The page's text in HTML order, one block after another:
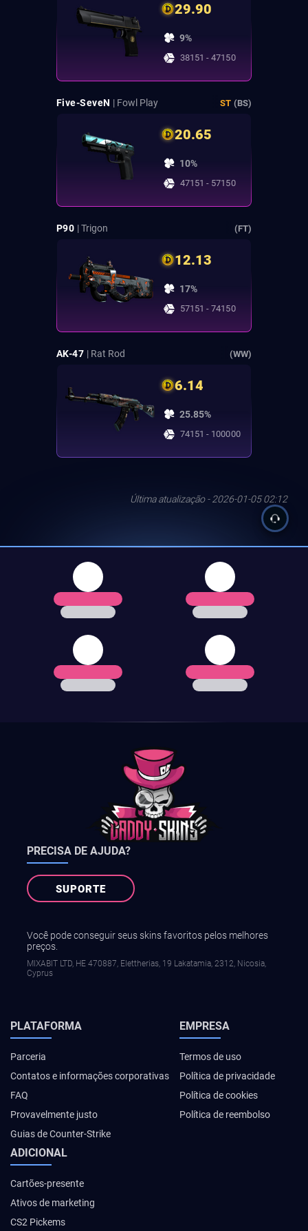
29.90
9%
38151 - 47150
Five-SeveN | Fowl Play ST (BS)
20.65
10%
47151 - 57150
P90 | Trigon (FT)
12.13
17%
57151 - 74150
AK-47 | Rat Rod (WW)
6.14
25.85%
74151 - 100000
Última atualização - 2026-01-05 02:12
PRECISA DE AJUDA?
SUPORTE
Você pode conseguir seus skins favoritos pelos melhores
preços.
MIXABIT LTD, ΗΕ 470887, Elettherias, 19 Lakatamia, 2312, Nicosia,
Cyprus
PLATAFORMA
Parceria
Contatos e informações corporativas
FAQ
Provavelmente justo
Guias de Counter-Strike
EMPRESA
Termos de uso
Política de privacidade
Política de cookies
Política de reembolso
ADICIONAL
Cartões-presente
Ativos de marketing
CS2 Pickems